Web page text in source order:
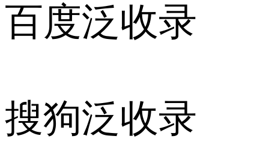
百度泛收录
搜狗泛收录